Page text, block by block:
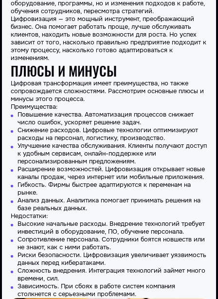
оборудование, программы, но и изменения подходов к работе,
обучения сотрудников, пересмотра стратегий.
Цифровизация — это мощный инструмент, преображающий
бизнес. Она помогает работать проще, лучше обслуживать
клиентов, находить новые возможности для роста. Но успех
зависит от того, насколько правильно предприятие подходит к
этому процессу, насколько готово адаптироваться к
изменениям.
ПЛЮСЫ И МИНУСЫ
Цифровая трансформация имеет преимущества, но также
сопровождается сложностями. Рассмотрим основные плюсы и
минусы этого процесса.
Преимущества:
Повышение качества. Автоматизация процессов снижает
число ошибок, ускоряет решение задач.
Снижение расходов. Цифровые технологии оптимизируют
расходы на персонал, логистику, производство.
Улучшение качества обслуживания. Клиенты получают доступ
к удобным сервисам, онлайн-поддержке или
персонализированным предложениям.
Расширение возможностей. Цифровизация открывает новые
каналы продаж, через интернет или мобильные приложения.
Гибкость. Фирмы быстрее адаптируются к переменам на
рынке.
Анализ данных. Аналитика помогает принимать решения на
базе реальных данных.
Недостатки:
Высокие начальные расходы. Внедрение технологий требует
инвестиций в оборудование, ПО, обучение персонала.
Сопротивление персонала. Сотрудники боятся новшеств или
не знают, как с ними работать.
Риски безопасности. Цифровизация увеличивает уязвимость
данных перед кибератаками.
Сложность внедрения. Интеграция технологий займет много
времени, сил.
Зависимость. При сбоях в работе систем компания
столкнется с серьезными проблемами.